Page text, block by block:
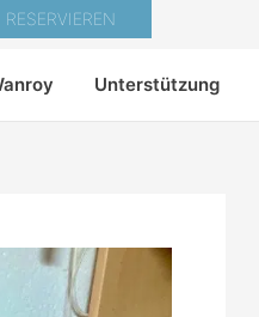
RESERVIEREN
Unterstützung